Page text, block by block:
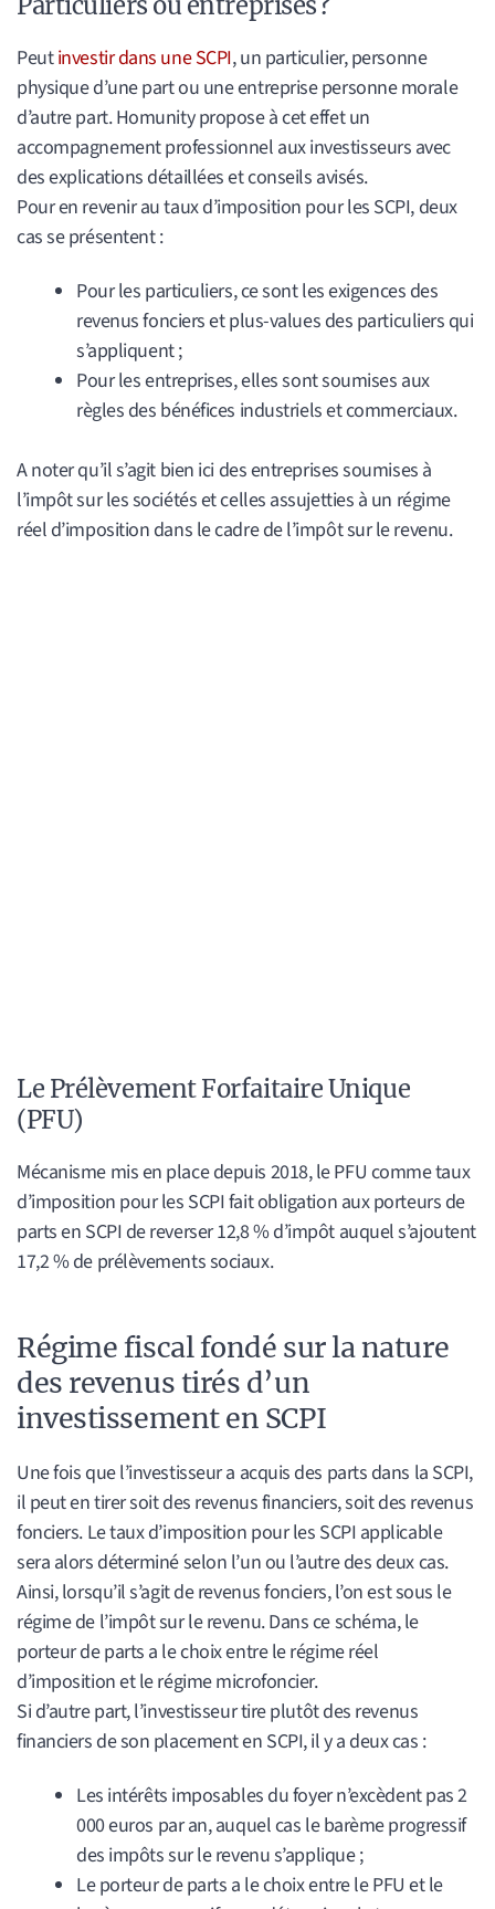
Peutinvestir dans une SCPI, un particulier, personne
physique d’une part ou une entreprise personne morale
d’autre part. Homunity propose à cet effet un
accompagnement professionnel aux investisseurs avec
des explications détaillées et conseils avisés.
Pour en revenir au taux d’imposition pour les SCPI, deux
cas se présentent :
Pour les particuliers, ce sont les exigences des
revenus fonciers et plus-values des particuliers qui
s’appliquent ;
Pour les entreprises, elles sont soumises aux
règles des bénéfices industriels et commerciaux.
A noter qu’il s’agit bien ici des entreprises soumises à
l’impôt sur les sociétés et celles assujetties à un régime
réel d’imposition dans le cadre de l’impôt sur le revenu.
Le Prélèvement Forfaitaire Unique
(PFU)
Mécanisme mis en place depuis 2018, le PFU comme taux
d’imposition pour les SCPI fait obligation aux porteurs de
parts en SCPI de reverser 12,8 % d’impôt auquel s’ajoutent
17,2 % de prélèvements sociaux.
Régime fiscal fondé sur la nature
des revenus tirés d’un
investissement en SCPI
Une fois que l’investisseur a acquis des parts dans la SCPI,
il peut en tirer soit des revenus financiers, soit des revenus
fonciers. Le taux d’imposition pour les SCPI applicable
sera alors déterminé selon l’un ou l’autre des deux cas.
Ainsi, lorsqu’il s’agit de revenus fonciers, l’on est sous le
régime de l’impôt sur le revenu. Dans ce schéma, le
porteur de parts a le choix entre le régime réel
d’imposition et le régime microfoncier.
Si d’autre part, l’investisseur tire plutôt des revenus
financiers de son placement en SCPI, il y a deux cas :
Les intérêts imposables du foyer n’excèdent pas 2
000 euros par an, auquel cas le barème progressif
des impôts sur le revenu s’applique ;
Le porteur de parts a le choix entre le PFU et le